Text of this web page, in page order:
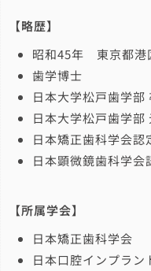
【略歴】
昭和45年 東京都港
歯学博士
日本大学松戸歯学
日本大学松戸歯学部
日本矯正歯科学会認
日本顕微鏡歯科学会
【所属学会】
日本矯正歯科学会
日本口腔インプラン